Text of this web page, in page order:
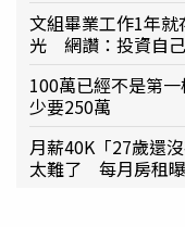
文組畢業工作1年
光 網讚：投資自己
100萬已經不是第
少要250萬
月薪40K「27歲還
太難了 每月房租曝